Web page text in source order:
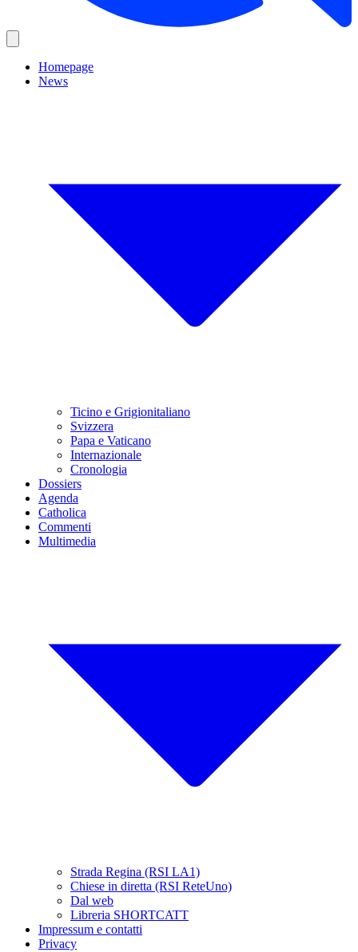
Homepage
News
Ticino e Grigionitaliano
Svizzera
Papa e Vaticano
Internazionale
Cronologia
Dossiers
Agenda
Catholica
Commenti
Multimedia
Strada Regina (RSI LA1)
Chiese in diretta (RSI ReteUno)
Dal web
Libreria SHORTCATT
Impressum e contatti
Privacy